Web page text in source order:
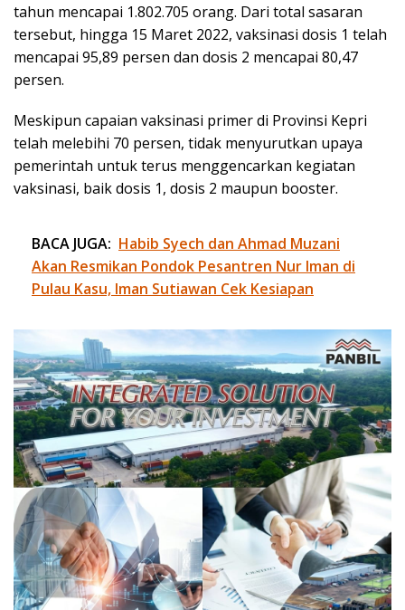
tahun mencapai 1.802.705 orang. Dari total sasaran
tersebut, hingga 15 Maret 2022, vaksinasi dosis 1 telah
mencapai 95,89 persen dan dosis 2 mencapai 80,47
persen.
Meskipun capaian vaksinasi primer di Provinsi Kepri
telah melebihi 70 persen, tidak menyurutkan upaya
pemerintah untuk terus menggencarkan kegiatan
vaksinasi, baik dosis 1, dosis 2 maupun booster.
BACA JUGA: Habib Syech dan Ahmad Muzani
Akan Resmikan Pondok Pesantren Nur Iman di
Pulau Kasu, Iman Sutiawan Cek Kesiapan